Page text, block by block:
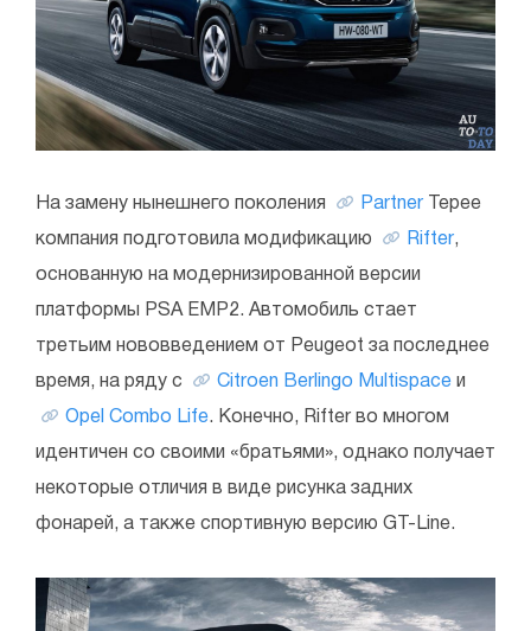
На замену нынешнего поколения Partner Tepee
компания подготовила модификацию Rifter,
основанную на модернизированной версии
платформы PSA EMP2. Автомобиль стает
третьим нововведением от Peugeot за последнее
время, на ряду с Citroen Berlingo Multispace и
Opel Combo Life. Конечно, Rifter во многом
идентичен со своими «братьями», однако получает
некоторые отличия в виде рисунка задних
фонарей, а также спортивную версию GT-Line.